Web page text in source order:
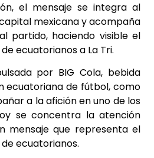
el mensaje se integra al
mexicana y acompaña
partido, haciendo visible el
ecuatorianos a La Tri.
por BIG Cola, bebida
ecuatoriana de fútbol, como
a la afición en uno de los
se concentra la atención
mensaje que representa el
ecuatorianos.